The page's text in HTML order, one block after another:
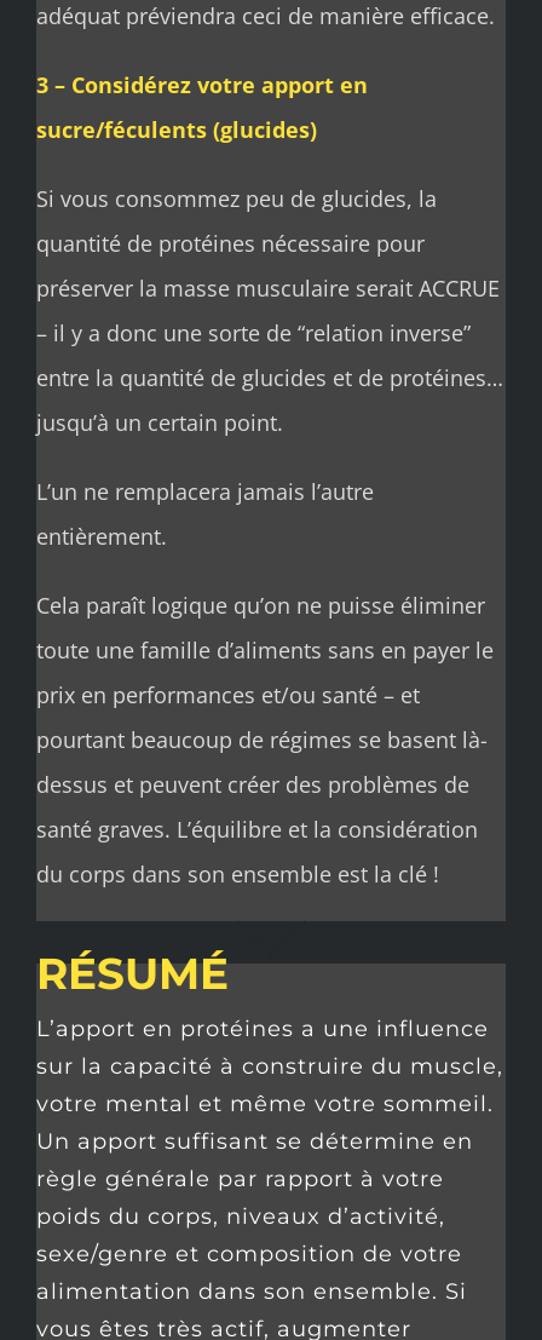
adéquat préviendra ceci de manière efficace.
3 – Considérez votre apport en
sucre/féculents (glucides)
Si vous consommez peu de glucides, la
quantité de protéines nécessaire pour
préserver la masse musculaire serait ACCRUE
– il y a donc une sorte de “relation inverse”
entre la quantité de glucides et de protéines…
jusqu’à un certain point.
L’un ne remplacera jamais l’autre
entièrement.
Cela paraît logique qu’on ne puisse éliminer
toute une famille d’aliments sans en payer le
prix en performances et/ou santé – et
pourtant beaucoup de régimes se basent là-
dessus et peuvent créer des problèmes de
santé graves. L’équilibre et la considération
du corps dans son ensemble est la clé !
RÉSUMÉ
L’apport en protéines a une influence
sur la capacité à construire du muscle,
votre mental et même votre sommeil.
Un apport suffisant se détermine en
règle générale par rapport à votre
poids du corps, niveaux d’activité,
sexe/genre et composition de votre
alimentation dans son ensemble. Si
vous êtes très actif, augmenter